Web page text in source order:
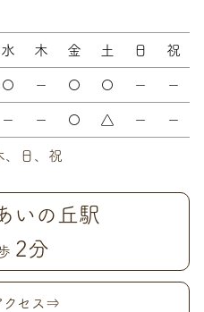
水 木 金 土 日 祝
〇 － 〇 〇 － －
－ － 〇 △ － －
日、祝
いの丘駅
2分
クセス⇒